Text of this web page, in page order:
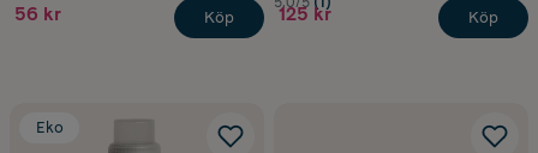
56 kr Köp 125 kr Köp
Eko